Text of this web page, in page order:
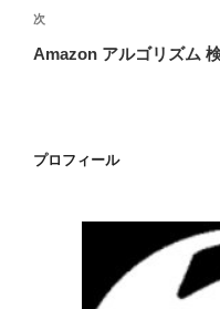
ビ
ゲ
ン
稿
次
の
次
Amazon アルゴリズム
プロフィール